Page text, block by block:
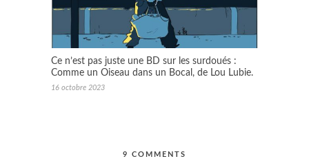
Ce n’est pas juste une BD sur les surdoués :
Comme un Oiseau dans un Bocal, de Lou Lubie.
16 octobre 2023
9 COMMENTS